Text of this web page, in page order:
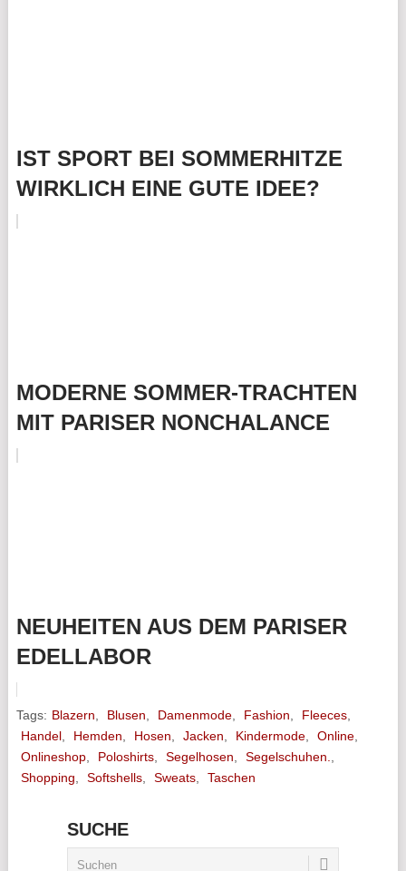
IST SPORT BEI SOMMERHITZE
WIRKLICH EINE GUTE IDEE?
MODERNE SOMMER-TRACHTEN
MIT PARISER NONCHALANCE
NEUHEITEN AUS DEM PARISER
EDELLABOR
Tags: Blazern Blusen Damenmode, Fashion Fleeces,
Handel, Hemden Hosen Jacken Kindermode, Online,
Onlineshop, Poloshirts, Segelhosen Segelschuhen.
Shopping
Softshells, Sweats, Taschen
SUCHE